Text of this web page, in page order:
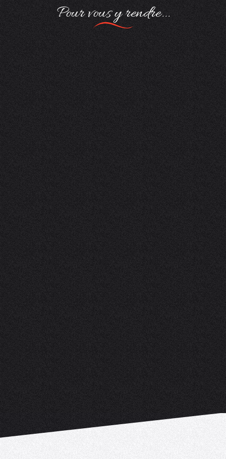
Pour vous y rendre...